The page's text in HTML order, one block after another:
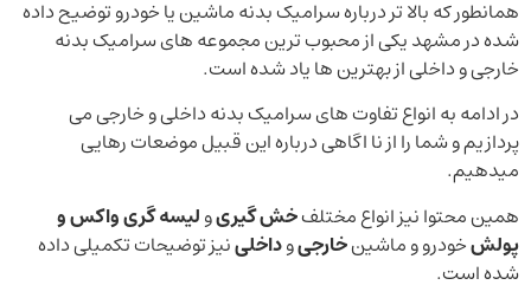
همانطور که بالا تر درباره سرامیک بدنه ماشین یا خودرو توضیح داده
شده در مشهد یکی از محبوب ترین مجموعه های سرامیک بدنه
خارجی و داخلی از بهترین ها یاد شده است.
در ادامه به انواع تفاوت های سرامیک بدنه داخلی و خارجی می
پردازیم و شما را از نا اگاهی درباره این قبیل موضعات رهایی
میدهیم.
همین محتوا نیز انواع مختلفخش گیریولیسه گریواکس و
پولشخودرو و ماشینخارجیوداخلینیز توضیحات تکمیلی داده
شده است.